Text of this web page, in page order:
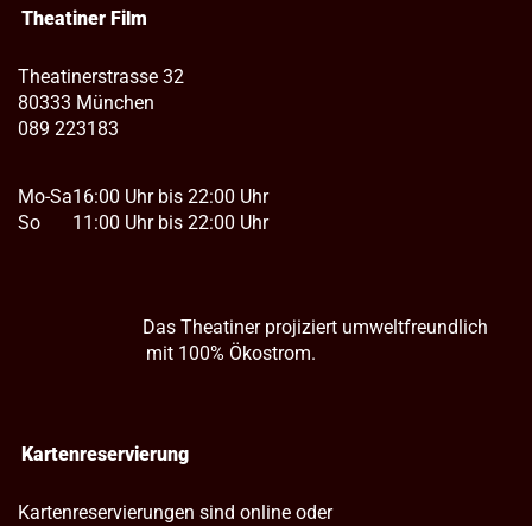
Theatiner Film
Theatinerstrasse 32
80333 München
089 223183
Mo-Sa
So
16:00 Uhr bis 22:00 Uhr
11:00 Uhr bis 22:00 Uhr
Das Theatiner projiziert umweltfreundlich
mit 100% Ökostrom.
Kartenreservierung
Kartenreservierungen sind online oder